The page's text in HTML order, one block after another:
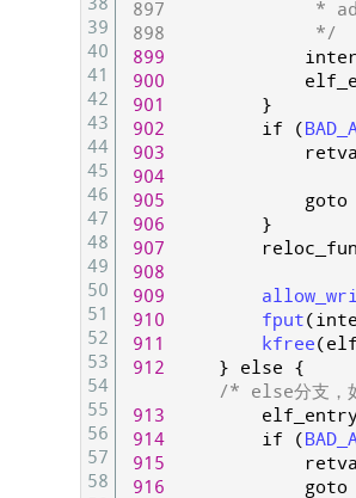
39
40
41
42
43
44
45
46
47
48
49
50
51
52
53
54
55
56
57
58
897              *
898              */
899
900
901
}
902
if (
903
904
905
goto
906
}
907
908
909
910
fput(
911
kfree(
912
} else
{
/* else分支，
913
914
if (
915
916
goto